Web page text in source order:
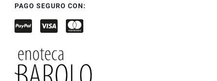
PAGO SEGURO CON: